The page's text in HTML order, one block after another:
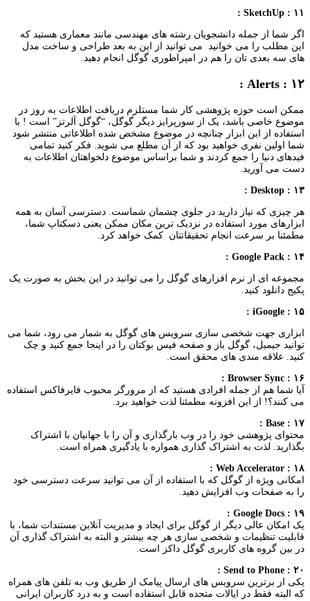
۱۱ : SketchUp :
اگر شما از جمله دانشجویان رشته های مهندسی مانند معماری هستید که
این مطلب را می خوانید می توانید از این به بعد طراحی و ساخت مدل
های سه بعدی تان را هم در امپراطوری گوگل انجام دهید.
۱۲ : Alerts :
ممکن است حوزه پژوهشی کار شما مستلزم دریافت اطلاعات به روز در
موضوع خاصی باشد، یک از سورپرایز دیگر گوگل، “گوگل آلرتز” است ! با
استفاده از این ابزار چنانچه در موضوع مشخص شده اطلاعاتی منتشر شود
شما اولین نفری خواهید بود که از آن مطلع می شوید. فکر کنید تمامی
فیدهای دنیا را جمع کردند و شما براساس موضوع دلخواهتان اطلاعات به
دست می آورید.
۱۳ : Desktop :
هر چیزی که نیاز دارید در جلوی چشمان شماست. دسترسی آسان به همه
ابزارهای مورد استفاده در نزدیک ترین مکان ممکن یعنی دسکتاپ شما،
مطمئنا بر سرعت انجام تحقیقاتتان کمک خواهد کرد.
۱۴ : Google Pack :
مجموعه ای از نرم افزارهای گوگل را می توانید در این بخش به صورت یک
پکیج دانلود کنید.
۱۵ : iGoogle :
ابزاری جهت شخصی سازی سرویس های گوگل به شمار می رود، شما می
توانید جیمیل، گوگل باز و صفحه فیس بوکتان را در اینجا جمع کنید و چک
کنید. علاقه مندی های محقق است.
۱۶ : Browser Sync :
آیا شما هم از جمله افرادی هستید که از مرورگر محبوب فایرفاکس استفاده
می کنند؟! از این افزونه مطمئنا لذت خواهید برد.
۱۷ : Base :
محتوای پژوهشی خود را در وب بارگذاری و آن را با جهانیان با اشتراک
بگذارید. لذت به اشتراک گذاری همواره با یادگیری همراه است.
۱۸ : Web Accelerator :
امکانی ویژه از گوگل که با استفاده از آن می توانید سرعت دسترسی خود
را به صفحات وب افزایش دهید.
۱۹ : Google Docs :
یک امکان عالی دیگر از گوگل برای ایجاد و مدیریت آنلاین مستندات شما، با
قابلیت تنظیمات و شخصی سازی هر چه بیشتر و البته به اشتراک گذاری آن
در بین گروه های کاربری گوگل داکز است.
۲۰ : Send to Phone :
یکی از برترین سرویس های ارسال پیامک از طریق وب به تلفن های همراه
که البته فقط در ایالات متحده قابل استفاده است و به درد کاربران ایرانی